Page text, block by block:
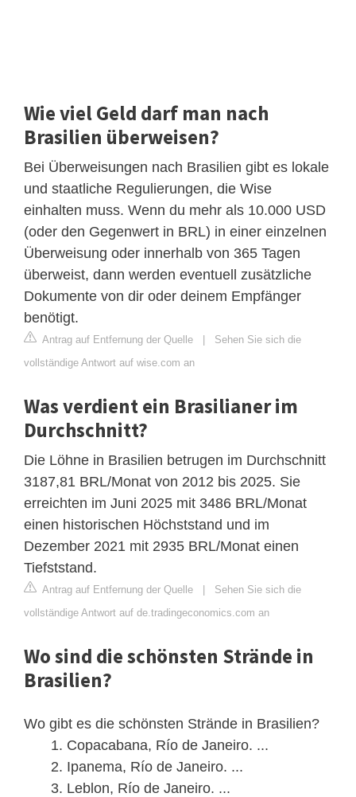
Wie viel Geld darf man nach
Brasilien überweisen?
Bei Überweisungen nach Brasilien gibt es lokale
und staatliche Regulierungen, die Wise
einhalten muss. Wenn du mehr als 10.000 USD
(oder den Gegenwert in BRL) in einer einzelnen
Überweisung oder innerhalb von 365 Tagen
überweist, dann werden eventuell zusätzliche
Dokumente von dir oder deinem Empfänger
benötigt.
Antrag auf Entfernung der Quelle | Sehen Sie sich die
vollständige Antwort auf wise.com an
Was verdient ein Brasilianer im
Durchschnitt?
Die Löhne in Brasilien betrugen im Durchschnitt
3187,81 BRL/Monat von 2012 bis 2025. Sie
erreichten im Juni 2025 mit 3486 BRL/Monat
einen historischen Höchststand und im
Dezember 2021 mit 2935 BRL/Monat einen
Tiefststand.
Antrag auf Entfernung der Quelle | Sehen Sie sich die
vollständige Antwort auf de.tradingeconomics.com an
Wo sind die schönsten Strände in
Brasilien?
Wo gibt es die schönsten Strände in Brasilien?
Copacabana, Río de Janeiro. ...
Ipanema, Río de Janeiro. ...
Leblon, Río de Janeiro. ...